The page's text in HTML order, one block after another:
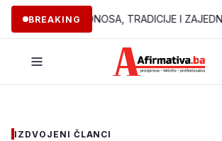
BREAKING
PONOSA, TRADICIJE I ZAJEDNIŠTVA•
IZDVOJENI ČLANCI